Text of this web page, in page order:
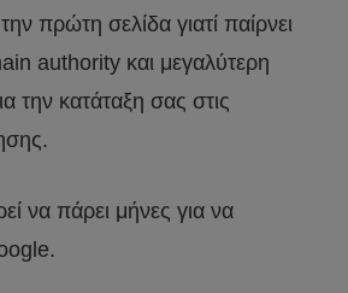
πρώτη σελίδα γιατί παίρνει
authority και μεγαλύτερη
την κατάταξη σας στις
να πάρει μήνες για να